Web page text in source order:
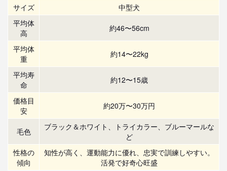
サイズ
中型犬
平均体
高
約46〜56cm
平均体
重
約14〜22kg
平均寿
命
約12〜15歳
価格目
安
約20万〜30万円
毛色
ブラック＆ホワイト、トライカラー、ブルーマールな
ど
性格の
傾向
知性が高く、運動能力に優れ、忠実で訓練しやすい。
活発で好奇心旺盛